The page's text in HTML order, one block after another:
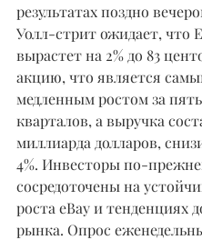
результатах поздно
Уолл-стрит ожидает, что
вырастет на 2% до 83
акцию, что является
медленным ростом за пять
кварталов, а выручка
миллиарда долларов,
4%. Инвесторы по-
сосредоточены на
роста eBay и тенденциях
рынка. Опрос